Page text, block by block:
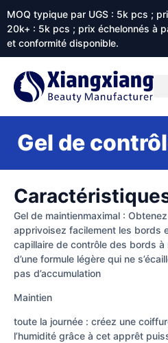
MOQ typique par UGS : 5k pcs ;
20k+ : 5k pcs ; prix échelonnés à
et conformité disponible.
Gel de
Gel de maintienmaximal :
apprivoisez facilement les bords
capillaire de contrôle des bords
d’une formule légère qui ne
pas d’accumulation
Maintien
toute la journée : créez une
l’humidité grâce à cet apprêt